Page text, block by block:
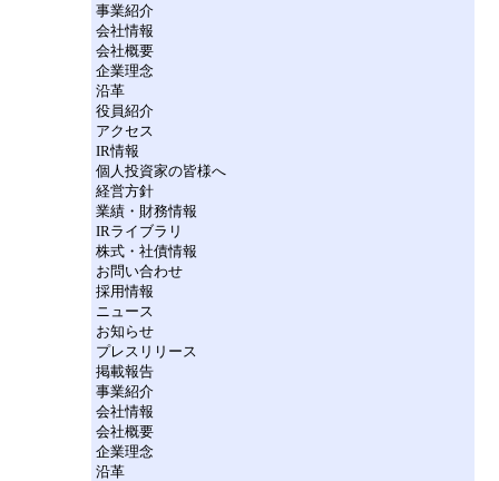
事業紹介
会社情報
会社概要
企業理念
沿革
役員紹介
アクセス
IR情報
個人投資家の皆様へ
経営方針
業績・財務情報
IRライブラリ
株式・社債情報
お問い合わせ
採用情報
ニュース
お知らせ
プレスリリース
掲載報告
事業紹介
会社情報
会社概要
企業理念
沿革